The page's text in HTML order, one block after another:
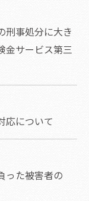
刑事処分に大き
金サービス第三
応について
った被害者の